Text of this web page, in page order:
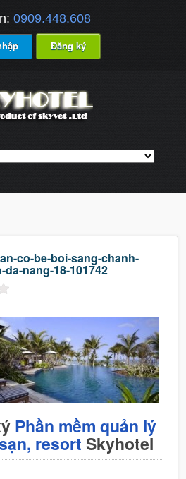
0909.448.608
Đăng ký
co-be-boi-sang-chanh-
da-nang-18-101742
Phần mềm quản lý
resort Skyhotel